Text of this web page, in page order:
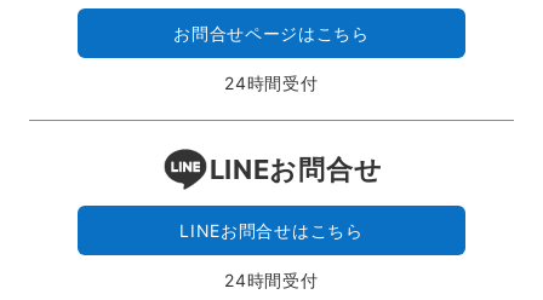
お問合せページはこちら
24時間受付
LINEお問合せ
LINEお問合せはこちら
24時間受付